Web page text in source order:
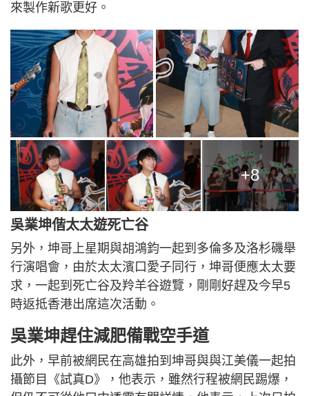
來製作新歌更好。
+8
吳業坤偕太太遊死亡谷
另外，坤哥上星期與胡鴻鈞一起到多倫多及洛杉磯舉
行演唱會，由於太太濱口愛子同行，坤哥便應太太要
求，一起到死亡谷及羚羊谷遊覽，剛剛好趕及今早5
時返抵香港出席這次活動。
吳業坤趕住減肥備戰空手道
此外，早前被網民在高雄拍到坤哥與與江美儀一起拍
攝節目《試真D》，他表示，雖然行程被網民踢爆，